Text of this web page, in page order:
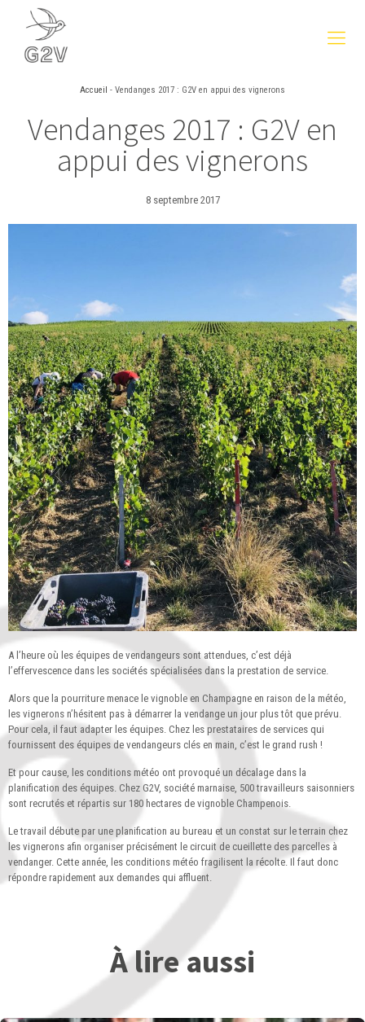
Accueil - Vendanges 2017 : G2V en appui des vignerons
Vendanges 2017 : G2V en
appui des vignerons
8 septembre 2017
A l’heure où les équipes de vendangeurs sont attendues, c’est déjà
l’effervescence dans les sociétés spécialisées dans la prestation de service.
Alors que la pourriture menace le vignoble en Champagne en raison de la météo,
les vignerons n’hésitent pas à démarrer la vendange un jour plus tôt que prévu.
Pour cela, il faut adapter les équipes. Chez les prestataires de services qui
fournissent des équipes de vendangeurs clés en main, c’est le grand rush !
Et pour cause, les conditions météo ont provoqué un décalage dans la
planification des équipes. Chez G2V, société marnaise, 500 travailleurs saisonniers
sont recrutés et répartis sur 180 hectares de vignoble Champenois.
Le travail débute par une planification au bureau et un constat sur le terrain chez
les vignerons afin organiser précisément le circuit de cueillette des parcelles à
vendanger. Cette année, les conditions météo fragilisent la récolte. Il faut donc
répondre rapidement aux demandes qui affluent.
À lire aussi